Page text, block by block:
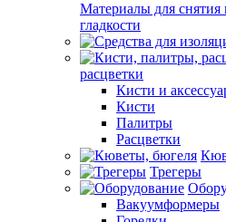
Материалы для
гладкости
расцветки
Кисти и
Кисти
Палитры
Расцветки
Трегеры
Вакуумформеры